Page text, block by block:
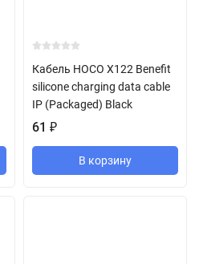
Кабель HOCO X122 Benefit
silicone charging data cable
IP (Packaged) Black
61 ₽
В корзину